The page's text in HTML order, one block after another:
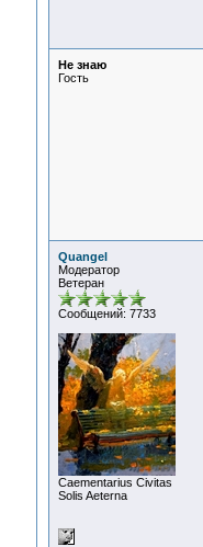
Не знаю
Гость
Quangel
Модератор
Ветеран
Сообщений: 7733
Сaementarius Civitas
Solis Aeterna